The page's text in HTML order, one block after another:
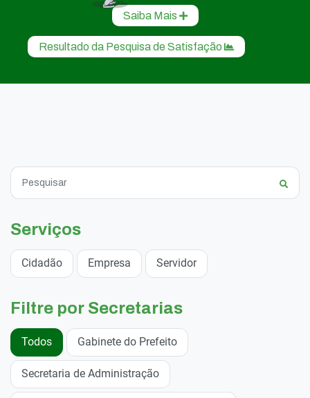
Saiba Mais
Resultado da Pesquisa de Satisfação
Serviços
Cidadão Empresa Servidor
Filtre por Secretarias
Todos Gabinete do Prefeito
Secretaria de Administração